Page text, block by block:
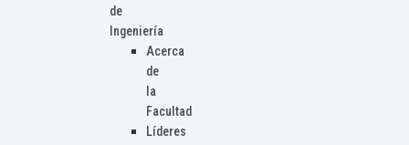
de
Ingeniería
Acerca
de
la
Facultad
Líderes